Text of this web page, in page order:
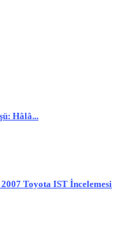
Hâlâ...
Toyota IST İncelemesi